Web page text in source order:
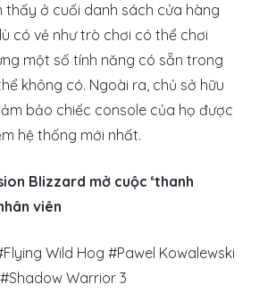
thấy ở cuối danh sách cửa hàng
có vẻ như trò chơi có thể chơi
một số tính năng có sẵn trong
không có. Ngoài ra, chủ sở hữu
bảo chiếc console của họ được
hệ thống mới nhất.
Blizzard mở cuộc ‘thanh
viên
Wild Hog #Pawel Kowalewski
Warrior 3